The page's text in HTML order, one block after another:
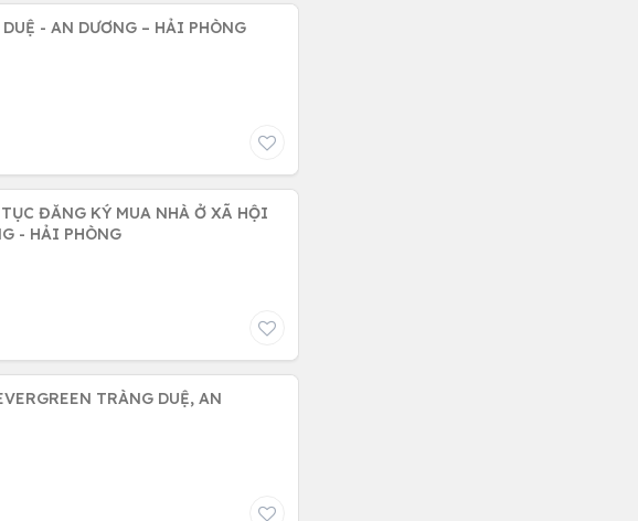
- AN DƯƠNG – HẢI PHÒNG
ĐĂNG KÝ MUA NHÀ Ở XÃ HỘI
- HẢI PHÒNG
TRÀNG DUỆ, AN